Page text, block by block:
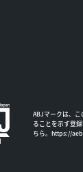
ABJマークは、
ることを示す登
ちら。 https://